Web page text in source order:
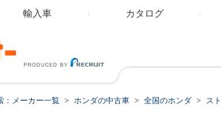
輸入車 カタログ
：メーカー一覧 ホンダの中古車 全国のホンダ ス